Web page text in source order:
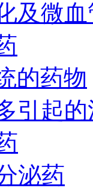
及微
的药物
引起
泌药